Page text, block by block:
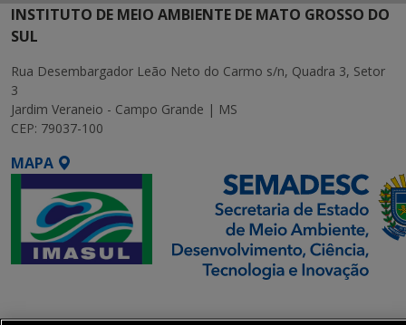
INSTITUTO DE MEIO AMBIENTE DE MATO GROSSO DO
SUL
Rua Desembargador Leão Neto do Carmo s/n, Quadra 3, Setor
3
Jardim Veraneio - Campo Grande | MS
CEP: 79037-100
MAPA